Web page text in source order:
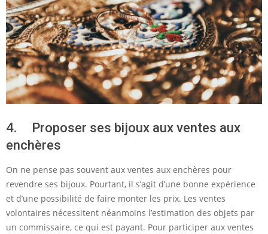
4. Proposer ses bijoux aux ventes aux
enchères
On ne pense pas souvent aux ventes aux enchères pour
revendre ses bijoux. Pourtant, il s’agit d’une bonne expérience
et d’une possibilité de faire monter les prix. Les ventes
volontaires nécessitent néanmoins l’estimation des objets par
un commissaire, ce qui est payant. Pour participer aux ventes